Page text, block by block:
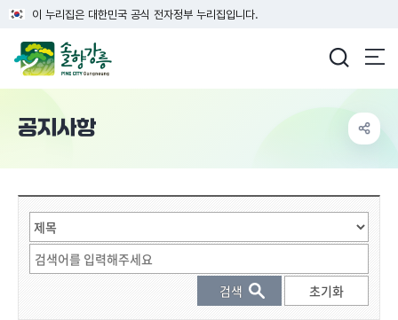
이 누리집은 대한민국 공식 전자정부 누리집입니다.
공지사항